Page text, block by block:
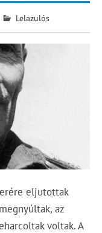
Lelazulós
eljutottak
az
voltak. A